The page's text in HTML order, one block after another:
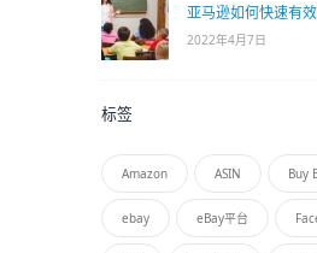
亚马逊如何快速有
2022年4月7日
标签
Amazon ASIN Buy
ebay eBay平台